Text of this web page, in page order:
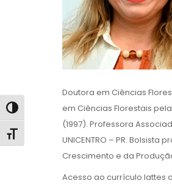
Alternar alto contraste
Alternar tamanho da fonte
Doutora em Ciências
em Ciências Florestais
(1997). Professora
UNICENTRO – PR.
Crescimento e da
Acesso ao currículo lattes